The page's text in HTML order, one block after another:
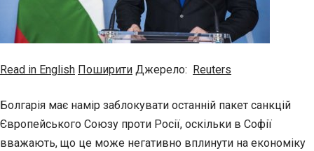
Read in English Поширити Джерело: Reuters
Болгарія має намір заблокувати останній пакет санкцій
Європейського Союзу проти Росії, оскільки в Софії
вважають, що це може негативно вплинути на економіку